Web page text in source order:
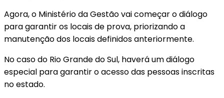
Agora, o Ministério da Gestão vai começar o diálogo
para garantir os locais de prova, priorizando a
manutenção dos locais definidos anteriormente.
No caso do Rio Grande do Sul, haverá um diálogo
especial para garantir o acesso das pessoas inscritas
no estado.